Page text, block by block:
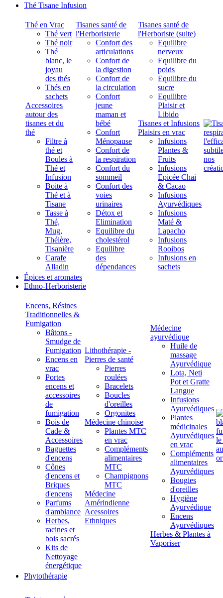
Thé Tisane Infusion
Thé en Vrac
Thé vert
Thé noir
Thé
blanc, le
joyau
des thés
Thés en
sachets
Accessoires
autour des
tisanes et du
thé
Filtre à
thé et
Boules à
Thé et
Infusion
Boite à
Thé et à
Tisane
Tasse à
Thé,
Mug,
Théière,
Tisanière
Carafe
Alladin
Tisanes santé de
l'Herboristerie
Confort des
articulations
Confort de
la digestion
Confort de
la circulation
Confort
jeune
maman et
bébé
Confort
Ménopause
Confort de
la respiration
Confort du
sommeil
Confort des
voies
urinaires
Détox et
Elimination
Equilibre du
cholestérol
Equilibre
des
dépendances
Tisanes santé de
l'Herboriste (suite)
Equilibre
nerveux
Equilibre du
poids
Equilibre du
sucre
Equilibre
Plaisir et
Libido
Tisanes et Infusions
Plaisirs en vrac
Infusions
Plantes &
Fruits
Infusions
Epicée Chai
& Cacao
Infusions
Ayurvédiques
Infusions
Maté &
Lapacho
Infusions
Rooibos
Infusions en
sachets
Épices et aromates
Ethno-Herboristerie
Encens, Résines
Traditionnelles &
Fumigation
Bâtons -
Smudge de
Fumigation
Encens en
vrac
Portes
encens et
accessoires
de
fumigation
Bois de
Cade &
Accessoires
Baguettes
d'encens
Cônes
d'encens et
Briques
d'encens
Parfums
d'ambiance
Herbes,
racines et
bois sacrés
Kits de
Nettoyage
énergétique
Lithothérapie -
Pierres de santé
Pierres
roulées
Bracelets
Boucles
d'oreilles
Orgonites
Médecine chinoise
Plantes MTC
en vrac
Compléments
alimentaires
MTC
Champignons
MTC
Médecine
Amérindienne
Acessoires
Ethniques
Médecine
ayurvédique
Huile de
massage
Ayurvédique
Lota, Neti
Pot et Gratte
Langue
Infusions
Ayurvédiques
Plantes
médicinales
Ayurvédiques
en vrac
Compléments
alimentaires
Ayurvédiques
Bougies
d'oreilles
Hygiène
Ayurvédique
Encens
Ayurvédiques
Herbes & Plantes à
Vaporiser
Phytothérapie